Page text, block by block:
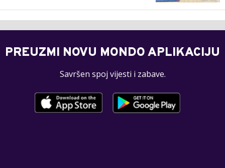
PREUZMI NOVU MONDO APLIKACIJU
Savršen spoj vijesti i zabave.